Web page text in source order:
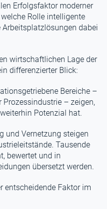
Erfolgsfaktor moderner
Rolle intelligente
dabei
wirtschaftlichen Lage der
differenzierter Blick:
Bereiche –
Prozessindustrie – zeigen,
Potenzial hat.
und Vernetzung steigen
Tausende
bewertet und in
übersetzt werden.
entscheidende Faktor im